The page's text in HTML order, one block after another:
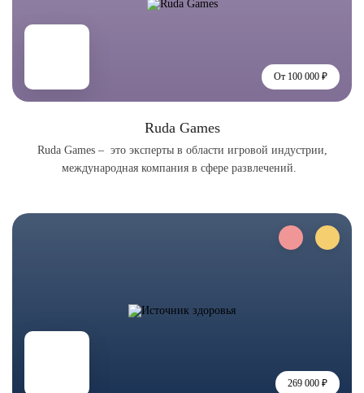
От 100 000 ₽
Ruda Games
Ruda Games – это эксперты в области игровой индустрии,
международная компания в сфере развлечений.
269 000 ₽